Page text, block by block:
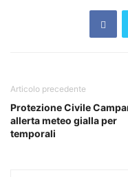
Articolo precedente
Protezione Civile
allerta meteo gialla per
temporali